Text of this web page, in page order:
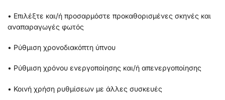
• Επιλέξτε και/ή προσαρμόστε προκαθορισμένες σκηνές και
αναπαραγωγές φωτός
• Ρύθμιση χρονοδιακόπτη ύπνου
• Ρύθμιση χρόνου ενεργοποίησης και/ή απενεργοποίησης
• Κοινή χρήση ρυθμίσεων με άλλες συσκευές